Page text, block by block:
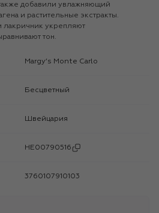
добавили увлажняющий
и растительные экстракты.
укрепляют
тон.
Margy’s Monte Carlo
Бесцветный
Швейцария
HE00790516
3760107910103